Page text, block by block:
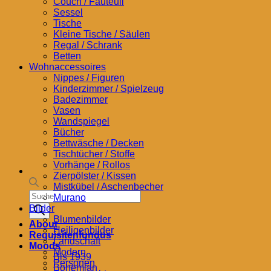
Products
search
About
Requisitenfundus
Moods
Bis 1939
Bohemian
Sessel
Tische
Kleine Tische / Säulen
Regal / Schrank
Betten
Wohnaccessoires
Nippes / Figuren
Kinderzimmer / Spielzeug
Badezimmer
Vasen
Wandspiegel
Bücher
Bettwäsche / Decken
Tischtücher / Stoffe
Vorhänge / Rollos
Zierpölster / Kissen
Mistkübel / Aschenbecher
Murano
Bilder
Blumenbilder
Heiligenbilder
Landschaft
Modern
Personen